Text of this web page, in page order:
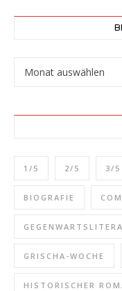
1/5 2/5 3/5
BIOGRAFIE
GRISCHA-WOCHE
HISTORISCHER